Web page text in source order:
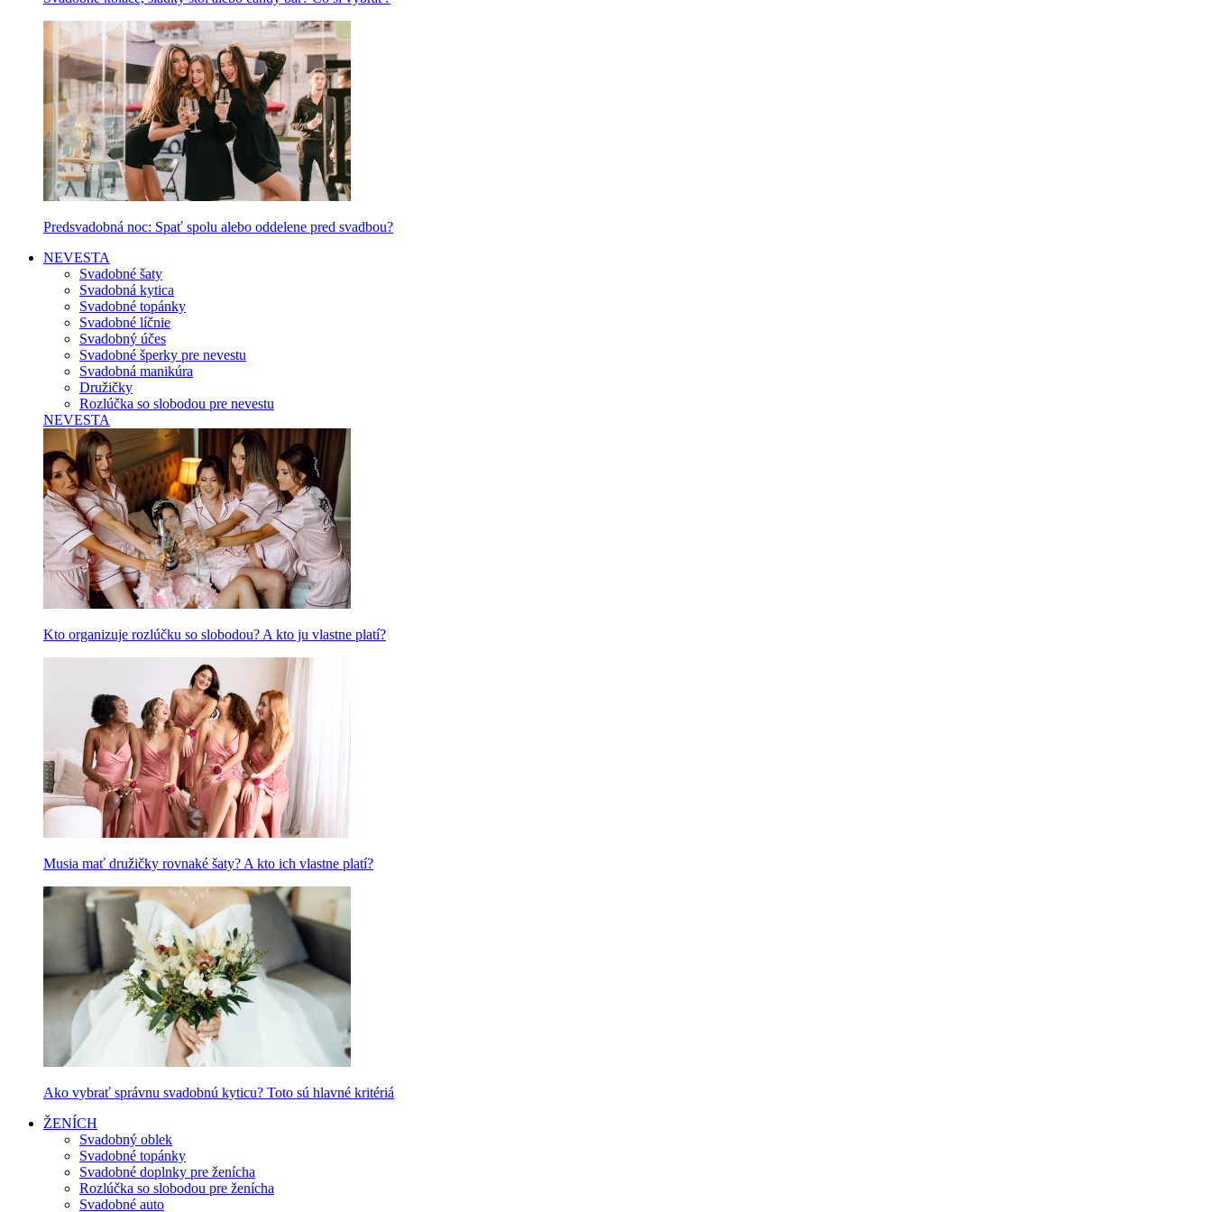
Predsvadobná noc: Spať spolu alebo oddelene pred svadbou?
NEVESTA
Svadobné šaty
Svadobná kytica
Svadobné topánky
Svadobné líčnie
Svadobný účes
Svadobné šperky pre nevestu
Svadobná manikúra
Družičky
Rozlúčka so slobodou pre nevestu
NEVESTA
Kto organizuje rozlúčku so slobodou? A kto ju vlastne platí?
Musia mať družičky rovnaké šaty? A kto ich vlastne platí?
Ako vybrať správnu svadobnú kyticu? Toto sú hlavné kritériá
ŽENÍCH
Svadobný oblek
Svadobné topánky
Svadobné doplnky pre ženícha
Rozlúčka so slobodou pre ženícha
Svadobné auto